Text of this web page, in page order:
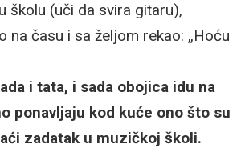
školu (uči da svira gitaru),
na času i sa željom rekao: „Hoću
i tata, i sada obojica idu na
ponavljaju kod kuće ono što su
zadatak u muzičkoj školi.